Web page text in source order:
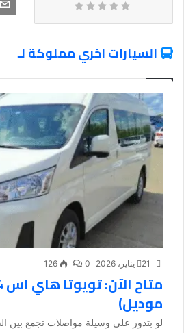
السيارات اخري مملوكة لـ
21 يناير، 2026 0
126
موديل)
لو بتدور على وسيلة مواصلات تجمع بين